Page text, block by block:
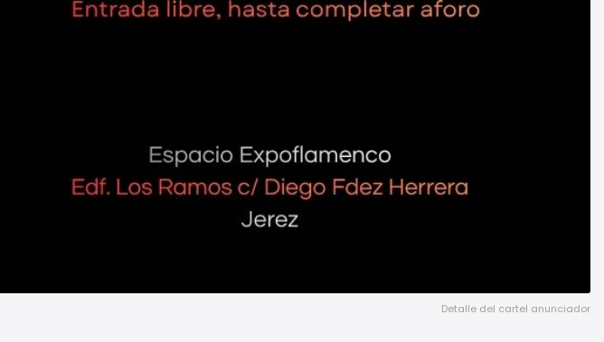
Detalle del cartel anunciador